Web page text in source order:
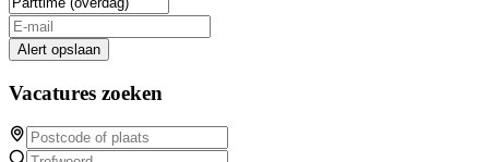
Alert opslaan
Vacatures zoeken